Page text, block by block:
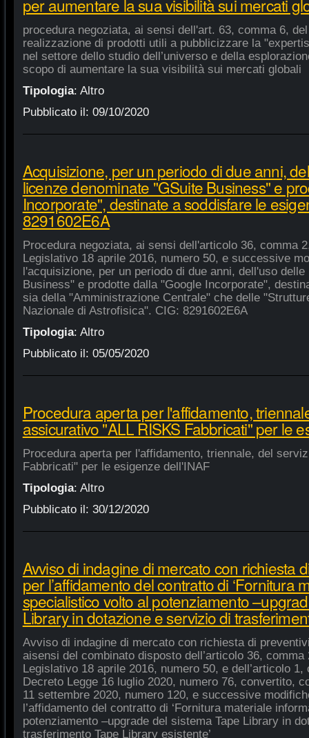
per aumentare la sua visibilità sui mercati
procedura negoziata, ai sensi dell'art. 63, comma 6,
realizzazione di prodotti utili a pubblicizzare la
nel settore dello studio dell’universo e della
scopo di aumentare la sua visibilità sui mercati globali
Tipologia: Altro
Pubblicato il: 09/10/2020
Acquisizione, per un periodo di due anni,
licenze denominate "GSuite Business" e
Incorporate", destinate a soddisfare le
8291602E6A
Procedura negoziata, ai sensi dell'articolo 36, comma
Legislativo 18 aprile 2016, numero 50, e successive
l'acquisizione, per un periodo di due anni, dell'uso
Business" e prodotte dalla "Google Incorporate",
sia della "Amministrazione Centrale" che delle
Nazionale di Astrofisica". CIG: 8291602E6A
Tipologia: Altro
Pubblicato il: 05/05/2020
Procedura aperta per l'affidamento,
assicurativo "ALL RISKS Fabbricati" per le
Procedura aperta per l'affidamento, triennale, del
Fabbricati" per le esigenze dell'INAF
Tipologia: Altro
Pubblicato il: 30/12/2020
Avviso di indagine di mercato con richiesta
per l’affidamento del contratto di ‘Fornitura
specialistico volto al potenziamento
Library in dotazione e servizio di
Avviso di indagine di mercato con richiesta di
aisensi del combinato disposto dell’articolo 36,
Legislativo 18 aprile 2016, numero 50, e dell’articolo
Decreto Legge 16 luglio 2020, numero 76, convertito,
11 settembre 2020, numero 120, e successive
l’affidamento del contratto di ‘Fornitura materiale
potenziamento –upgrade del sistema Tape Library in
trasferimento Tape Library esistente’